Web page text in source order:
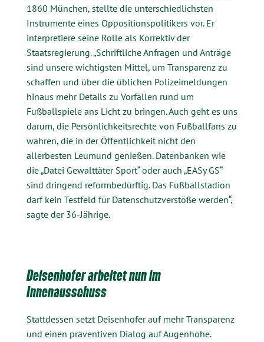
1860 München, stellte die unterschiedlichsten
Instrumente eines Oppositionspolitikers vor. Er
interpretiere seine Rolle als Korrektiv der
Staatsregierung. „Schriftliche Anfragen und Anträge
sind unsere wichtigsten Mittel, um Transparenz zu
schaffen und über die üblichen Polizeimeldungen
hinaus mehr Details zu Vorfällen rund um
Fußballspiele ans Licht zu bringen. Auch geht es uns
darum, die Persönlichkeitsrechte von Fußballfans zu
wahren, die in der Öffentlichkeit nicht den
allerbesten Leumund genießen. Datenbanken wie
die „Datei Gewalttäter Sport“ oder auch „EASy GS“
sind dringend reformbedürftig. Das Fußballstadion
darf kein Testfeld für Datenschutzverstöße werden“,
sagte der 36-Jährige.
Deisenhofer arbeitet nun im
Innenausschuss
Stattdessen setzt Deisenhofer auf mehr Transparenz
und einen präventiven Dialog auf Augenhöhe.